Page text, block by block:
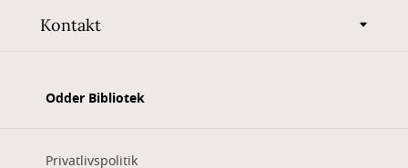
Kontakt
Odder Bibliotek
Privatlivspolitik